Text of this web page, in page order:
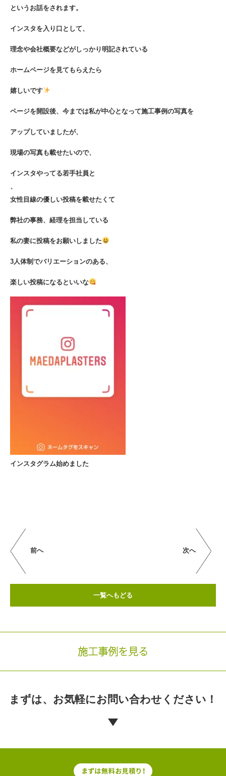
というお話をされます。
インスタを入り口として、
理念や会社概要などがしっかり明記されている
ホームページを見てもらえたら
嬉しいです
ページを開設後、今までは私が中心となって施工事例の写真を
アップしていましたが、
現場の写真も載せたいので、
インスタやってる若手社員と
、
女性目線の優しい投稿を載せたくて
弊社の事務、経理を担当している
私の妻に投稿をお願いしました
3人体制でバリエーションのある、
楽しい投稿になるといいな
インスタグラム始めました
前へ 次へ
一覧へもどる
施工事例を見る
まずは、お気軽にお問い合わせください！